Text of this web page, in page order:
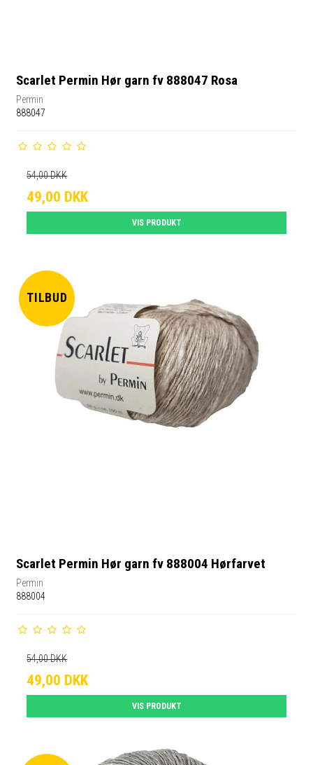
Scarlet Permin Hør garn fv 888047 Rosa
Permin
888047
54,00 DKK
49,00 DKK
VIS PRODUKT
TILBUD
Scarlet Permin Hør garn fv 888004 Hørfarvet
Permin
888004
54,00 DKK
49,00 DKK
VIS PRODUKT